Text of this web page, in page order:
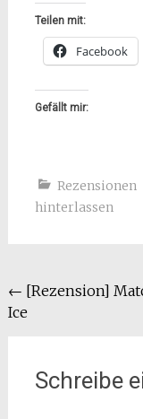
Teilen mit:
Facebook
Gefällt mir:
Rezensionen
hinterlassen
← [Rezension]
Ice
Schreibe